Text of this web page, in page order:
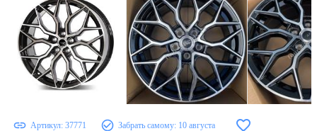
Артикул: 37771 Забрать самому: 10 августа